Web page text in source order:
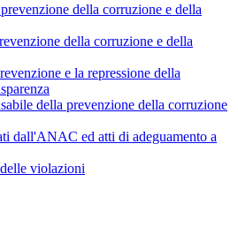
della corruzione e della
della corruzione e della
e la repressione della
della prevenzione della corruzione
dall'ANAC ed atti di adeguamento a
violazioni